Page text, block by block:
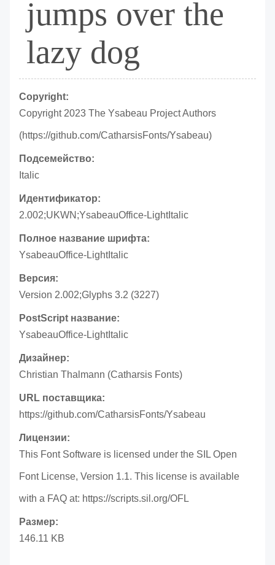
jumps over the
lazy dog
Copyright:
Copyright 2023 The Ysabeau Project Authors
(https://github.com/CatharsisFonts/Ysabeau)
Подсемейство:
Italic
Идентификатор:
2.002;UKWN;YsabeauOffice-LightItalic
Полное название шрифта:
YsabeauOffice-LightItalic
Версия:
Version 2.002;Glyphs 3.2 (3227)
PostScript название:
YsabeauOffice-LightItalic
Дизайнер:
Christian Thalmann (Catharsis Fonts)
URL поставщика:
https://github.com/CatharsisFonts/Ysabeau
Лицензии:
This Font Software is licensed under the SIL Open
Font License, Version 1.1. This license is available
with a FAQ at: https://scripts.sil.org/OFL
Размер:
146.11 KB